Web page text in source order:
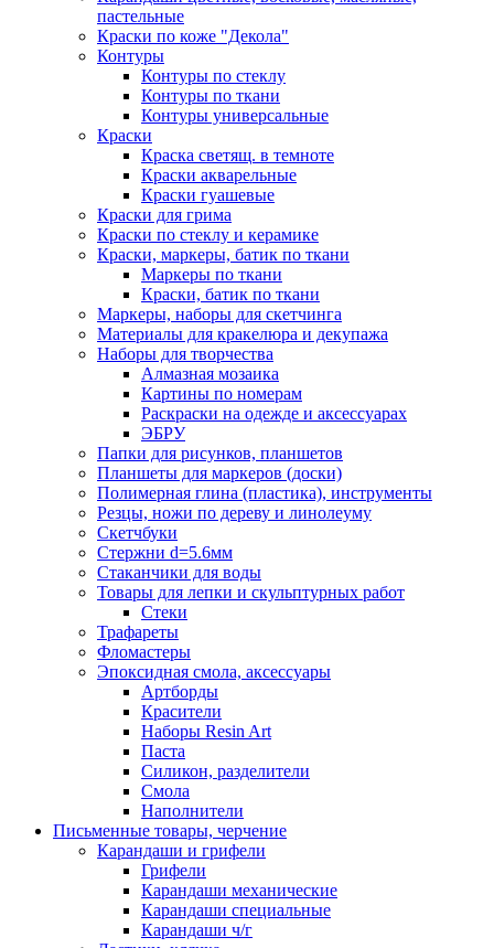
пастельные
Краски по коже "Декола"
Контуры
Контуры по стеклу
Контуры по ткани
Контуры универсальные
Краски
Краска светящ. в темноте
Краски акварельные
Краски гуашевые
Краски для грима
Краски по стеклу и керамике
Краски, маркеры, батик по ткани
Маркеры по ткани
Краски, батик по ткани
Маркеры, наборы для скетчинга
Материалы для кракелюра и декупажа
Наборы для творчества
Алмазная мозаика
Картины по номерам
Раскраски на одежде и аксессуарах
ЭБРУ
Папки для рисунков, планшетов
Планшеты для маркеров (доски)
Полимерная глина (пластика), инструменты
Резцы, ножи по дереву и линолеуму
Скетчбуки
Стержни d=5.6мм
Стаканчики для воды
Товары для лепки и скульптурных работ
Стеки
Трафареты
Фломастеры
Эпоксидная смола, аксессуары
Артборды
Красители
Наборы Resin Art
Паста
Силикон, разделители
Смола
Наполнители
Письменные товары, черчение
Карандаши и грифели
Грифели
Карандаши механические
Карандаши специальные
Карандаши ч/г